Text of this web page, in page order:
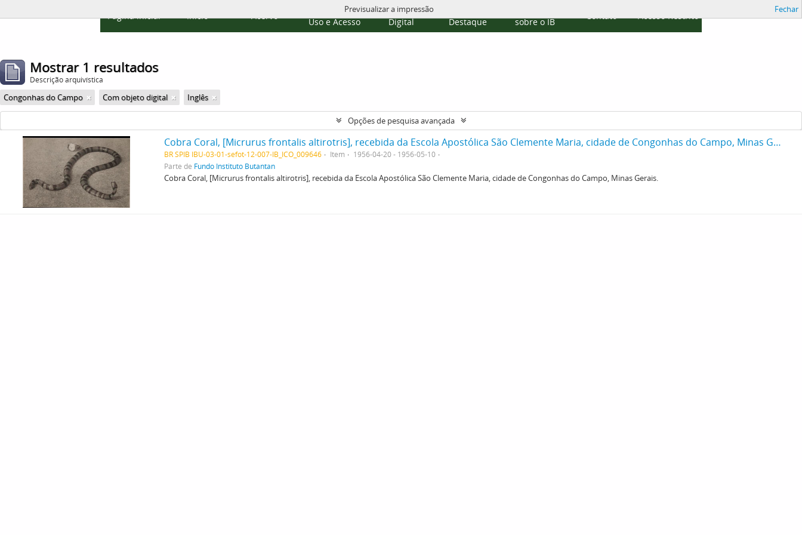
Página inicial Início Acervo
Políticas de
Uso e Acesso
Repositório
Digital
Destaque
sobre o IB
Contato Acesso Restrito
Previsualizar a impressão Fechar
Mostrar 1 resultados
Descrição arquivística
Congonhas do Campo Com objeto digital Inglês
Opções de pesquisa avançada
Cobra Coral, [Micrurus frontalis altirotris], recebida da Escola Apostólica São Clemente Maria, cidade de Congonhas do Campo, Minas Gerais.
BR SPIB IBU-03-01-sefot-12-007-IB_ICO_009646 Item
1956-04-20 - 1956-05-10
Parte de Fundo Instituto Butantan
Cobra Coral, [Micrurus frontalis altirotris], recebida da Escola Apostólica São Clemente Maria, cidade de Congonhas do Campo, Minas Gerais.